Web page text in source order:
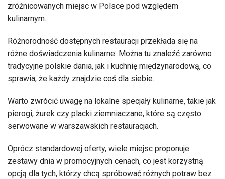
zróżnicowanych miejsc w Polsce pod względem
kulinarnym.
Różnorodność dostępnych restauracji przekłada się na
różne doświadczenia kulinarne. Można tu znaleźć zarówno
tradycyjne polskie dania, jak i kuchnię międzynarodową, co
sprawia, że każdy znajdzie coś dla siebie.
Warto zwrócić uwagę na lokalne specjały kulinarne, takie jak
pierogi, żurek czy placki ziemniaczane, które są często
serwowane w warszawskich restauracjach.
Oprócz standardowej oferty, wiele miejsc proponuje
zestawy dnia w promocyjnych cenach, co jest korzystną
opcją dla tych, którzy chcą spróbować różnych potraw bez